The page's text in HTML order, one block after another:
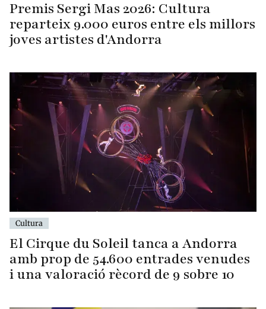
Premis Sergi Mas 2026: Cultura
reparteix 9.000 euros entre els millors
joves artistes d'Andorra
Cultura
El Cirque du Soleil tanca a Andorra
amb prop de 54.600 entrades venudes
i una valoració rècord de 9 sobre 10